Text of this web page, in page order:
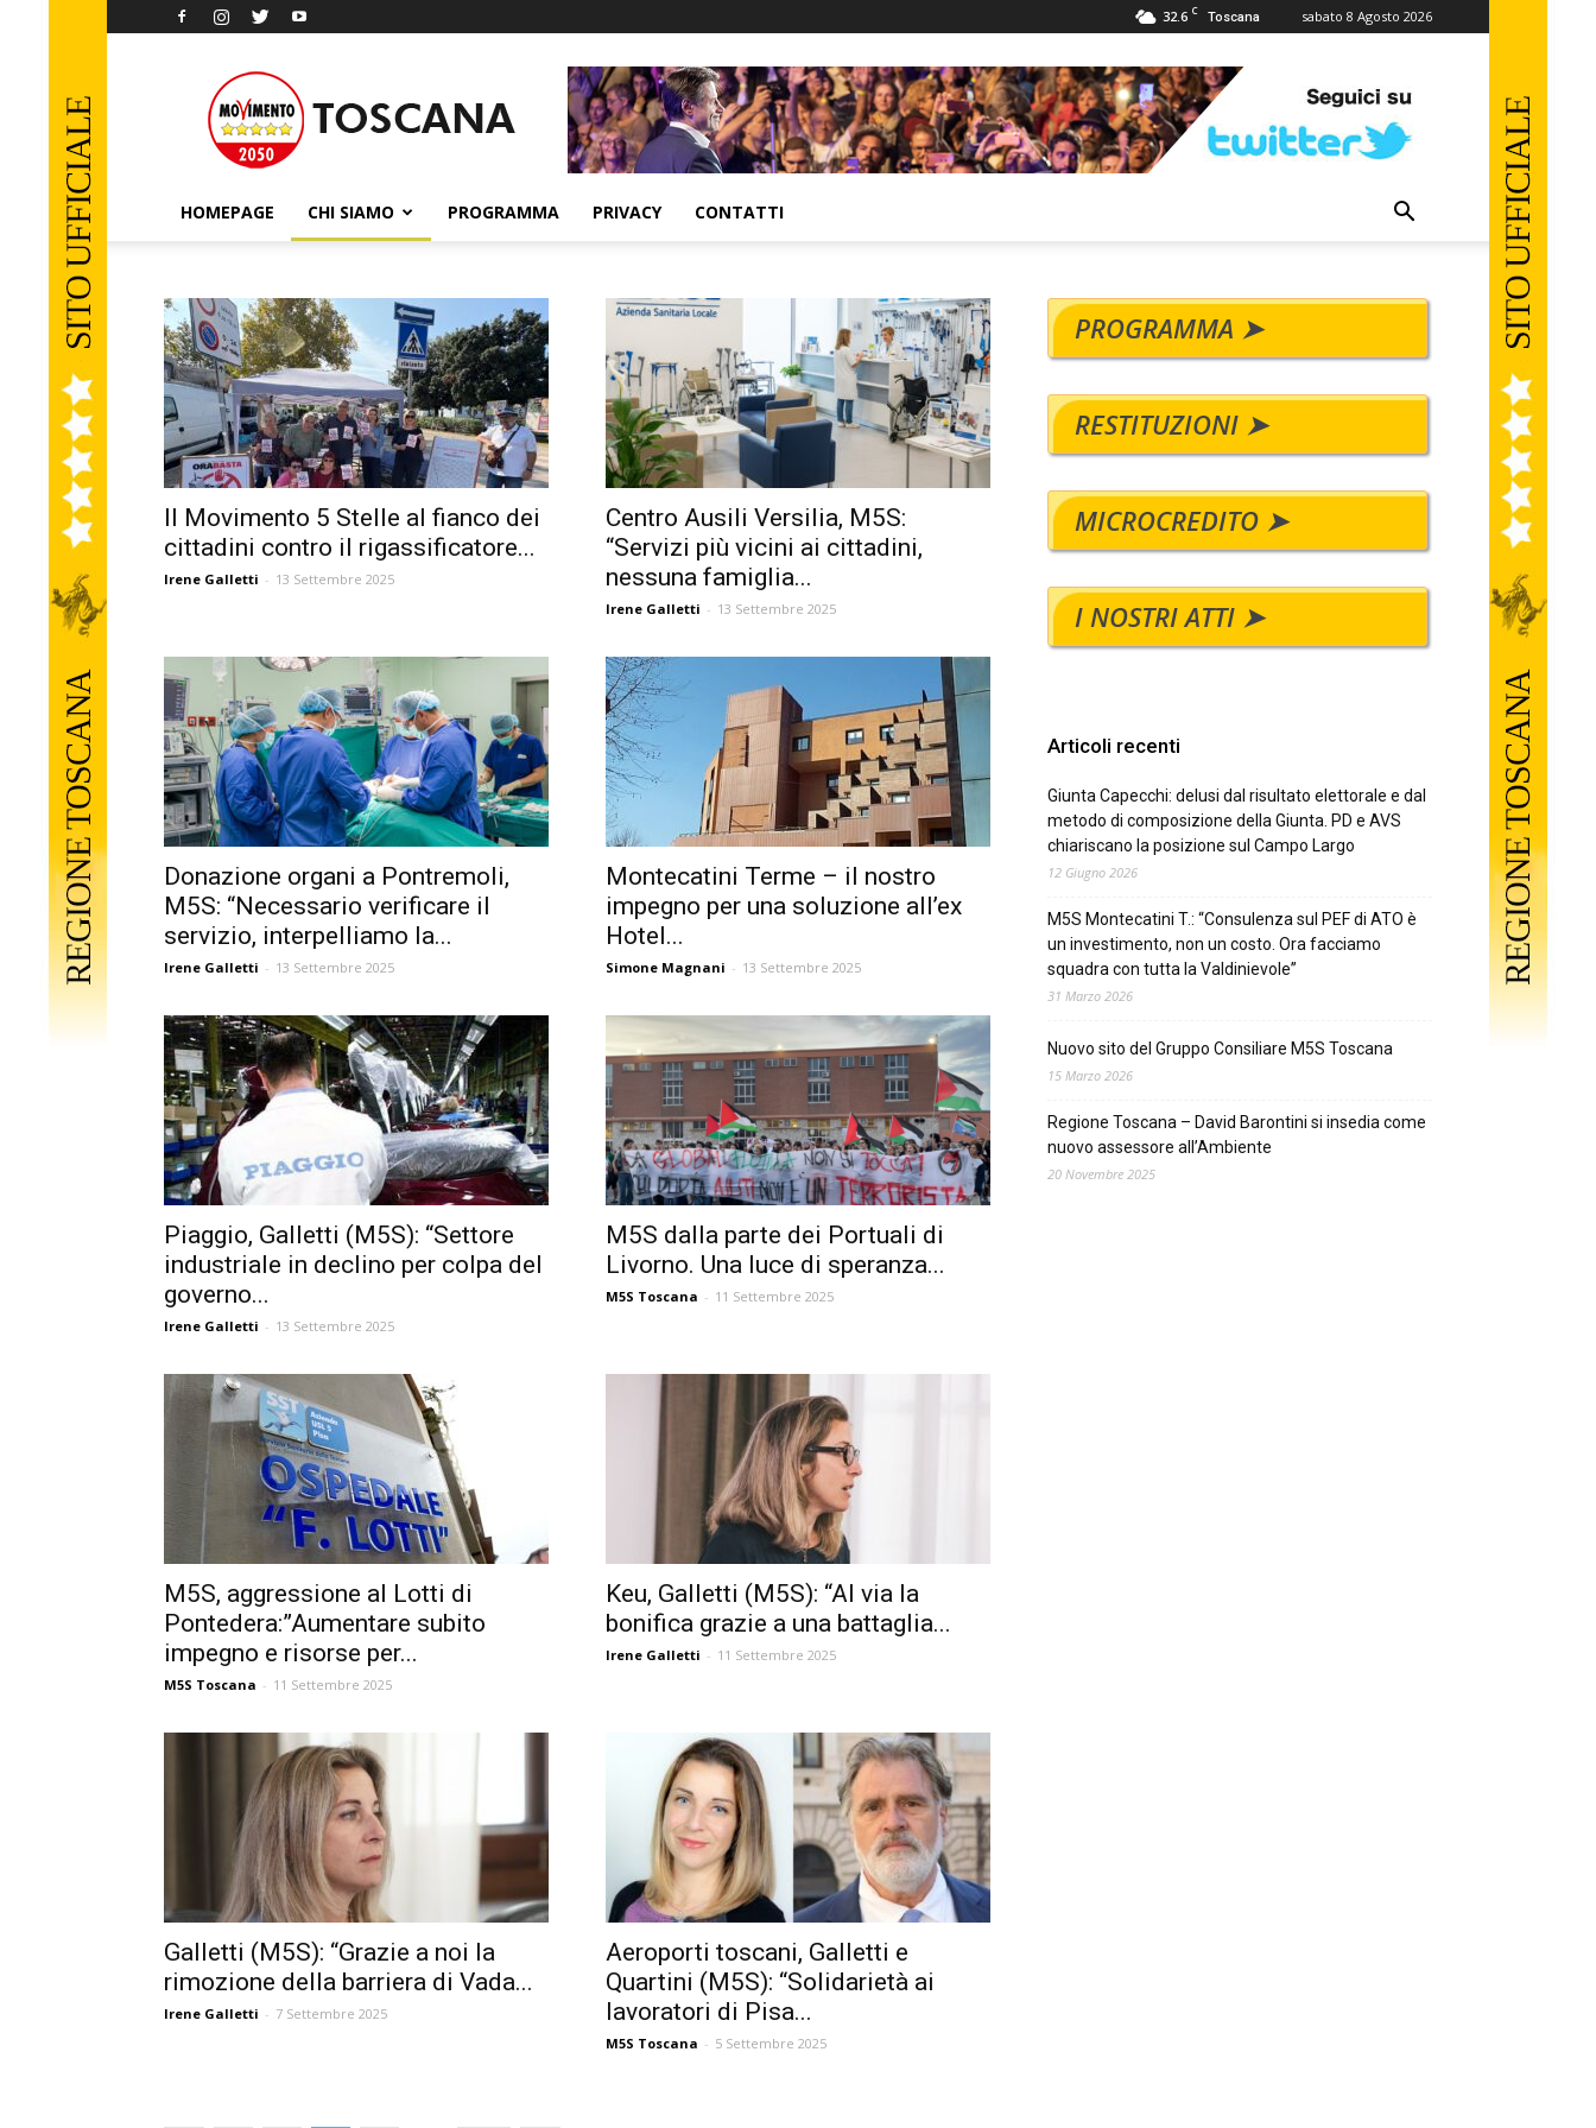
32.6 C Toscana sabato 8 Agosto 2026
Movimento
5
Stelle
Toscana
HOMEPAGE CHI SIAMO PROGRAMMA PRIVACY CONTATTI
Il Movimento 5 Stelle al fianco dei
cittadini contro il rigassificatore...
Irene Galletti - 13 Settembre 2025
Centro Ausili Versilia, M5S:
“Servizi più vicini ai cittadini,
nessuna famiglia...
Irene Galletti - 13 Settembre 2025
Donazione organi a Pontremoli,
M5S: “Necessario verificare il
servizio, interpelliamo la...
Irene Galletti - 13 Settembre 2025
Montecatini Terme – il nostro
impegno per una soluzione all’ex
Hotel...
Simone Magnani - 13 Settembre 2025
Piaggio, Galletti (M5S): “Settore
industriale in declino per colpa del
governo...
Irene Galletti - 13 Settembre 2025
M5S dalla parte dei Portuali di
Livorno. Una luce di speranza...
M5S Toscana - 11 Settembre 2025
M5S, aggressione al Lotti di
Pontedera:”Aumentare subito
impegno e risorse per...
M5S Toscana - 11 Settembre 2025
Keu, Galletti (M5S): “Al via la
bonifica grazie a una battaglia...
Irene Galletti - 11 Settembre 2025
Galletti (M5S): “Grazie a noi la
rimozione della barriera di Vada...
Irene Galletti - 7 Settembre 2025
Aeroporti toscani, Galletti e
Quartini (M5S): “Solidarietà ai
lavoratori di Pisa...
M5S Toscana - 5 Settembre 2025
PROGRAMMA ➤
RESTITUZIONI ➤
MICROCREDITO ➤
I NOSTRI ATTI ➤
Articoli recenti
Giunta Capecchi: delusi dal risultato elettorale e dal
metodo di composizione della Giunta. PD e AVS
chiariscano la posizione sul Campo Largo
12 Giugno 2026
M5S Montecatini T.: “Consulenza sul PEF di ATO è
un investimento, non un costo. Ora facciamo
squadra con tutta la Valdinievole”
31 Marzo 2026
Nuovo sito del Gruppo Consiliare M5S Toscana
15 Marzo 2026
Regione Toscana – David Barontini si insedia come
nuovo assessore all’Ambiente
20 Novembre 2025